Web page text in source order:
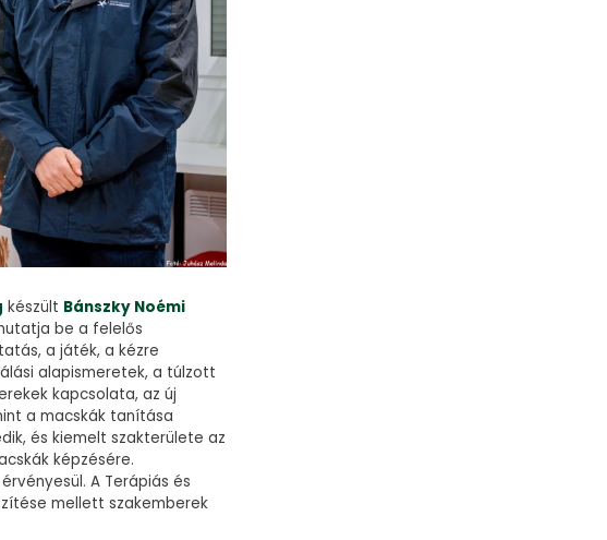
készült Bánszky Noémi
be a felelős
a játék, a kézre
alapismeretek, a túlzott
kapcsolata, az új
a macskák tanítása
és kiemelt szakterülete az
képzésére.
A Terápiás és
mellett szakemberek